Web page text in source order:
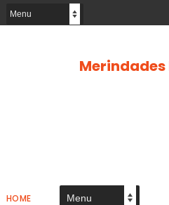
Merindades
HOME